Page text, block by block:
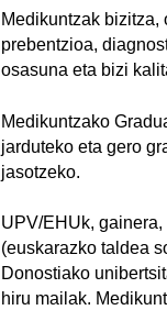
Medikuntzak bizitza,
prebentzioa,
osasuna eta bizi
Medikuntzako
jarduteko eta gero
jasotzeko.
UPV/EHUk,
(euskarazko taldea
Donostiako
hiru mailak.